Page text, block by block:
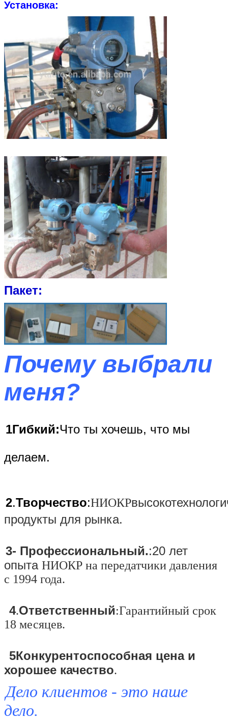
Оставьте
Мы скоро тебе
Отправить
Установка:
Пакет:
Почему выбрали
меня?
1Гибкий:Что ты хочешь, что мы
делаем.
2.Творчество:НИОКР
продукты для рынка.
3- Профессиональный.:20 лет
опыта НИОКР на передатчики давления
с 1994 года.
4.Ответственный:Гарантийный срок
18 месяцев.
5Конкурентоспособная цена и
хорошее качество.
Дело клиентов - это наше
дело.